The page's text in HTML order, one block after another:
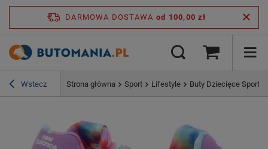
DARMOWA DOSTAWA od 100,00 zł
Wstecz Strona główna Sport Lifestyle Buty Dziecięce